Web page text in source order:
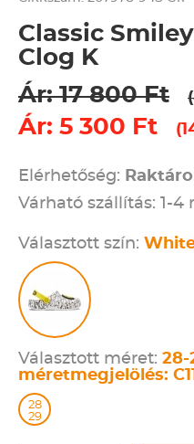
Classic
Clog K
Ár: 17 800 Ft
Ár: 5 300 Ft
Elérhetőség:
Várható szállítás: 1-4
Választott szín:
Választott méret: 28-
méretmegjelölés:
28
29